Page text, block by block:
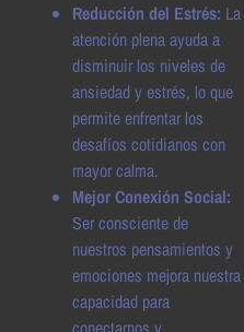
Reducción del Estrés: La
atención plena ayuda a
disminuir los niveles de
ansiedad y estrés, lo que
permite enfrentar los
desafíos cotidianos con
mayor calma.
Mejor Conexión Social:
Ser consciente de
nuestros pensamientos y
emociones mejora nuestra
capacidad para